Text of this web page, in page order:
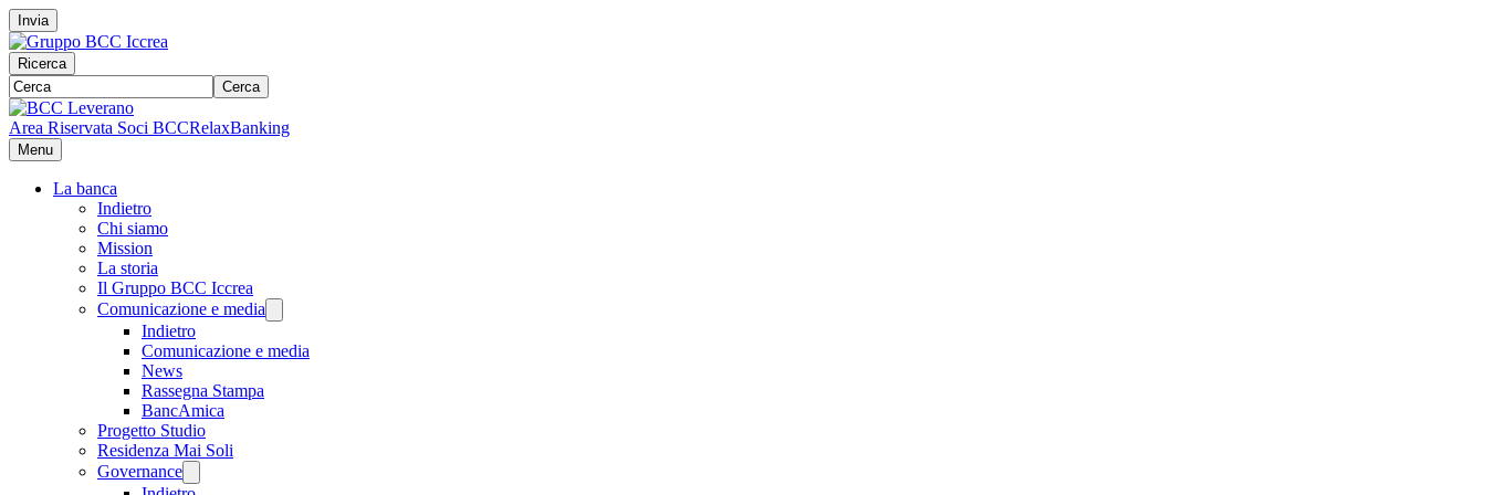
Invia
Ricerca
Cerca
Area Riservata Soci BCCRelaxBanking
Menu
La banca
Indietro
Chi siamo
Mission
La storia
Il Gruppo BCC Iccrea
Comunicazione e media
Indietro
Comunicazione e media
News
Rassegna Stampa
BancAmica
Progetto Studio
Residenza Mai Soli
Governance